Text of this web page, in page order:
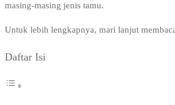
masing-masing jenis tamu.
Untuk lebih lengkapnya, mari lanjut
Daftar Isi